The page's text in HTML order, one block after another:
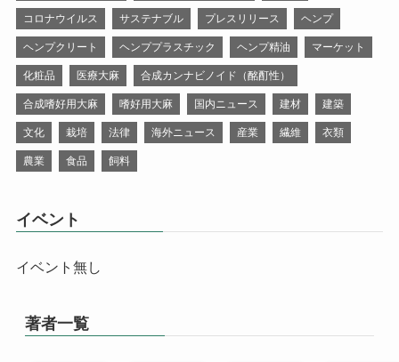
コロナウイルス サステナブル プレスリリース ヘンプ
ヘンプクリート ヘンププラスチック ヘンプ精油 マーケット
化粧品 医療大麻 合成カンナビノイド（酩酊性）
合成嗜好用大麻 嗜好用大麻 国内ニュース 建材 建築
文化 栽培 法律 海外ニュース 産業 繊維 衣類
農業 食品 飼料
イベント
イベント無し
著者一覧